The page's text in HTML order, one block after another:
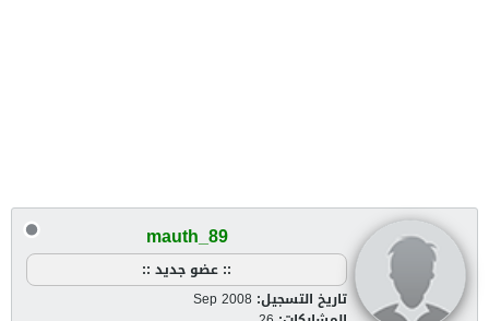
mauth_89
:: عضو جديد ::
تاريخ التسجيل: Sep 2008